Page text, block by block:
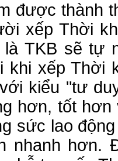
được thành
xếp Thời
là TKB sẽ tự
khi xếp Thời
kiểu "tư
hơn, tốt hơn
sức lao
nhanh hơn.